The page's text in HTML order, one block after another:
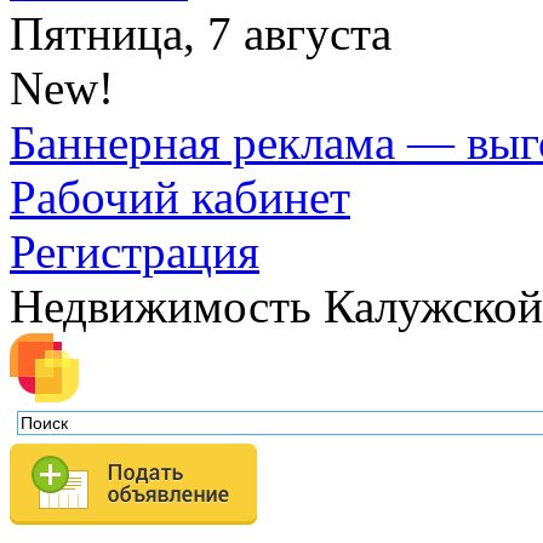
Пятница, 7 августа
New!
Баннерная реклама —
Рабочий кабинет
Регистрация
Недвижимость